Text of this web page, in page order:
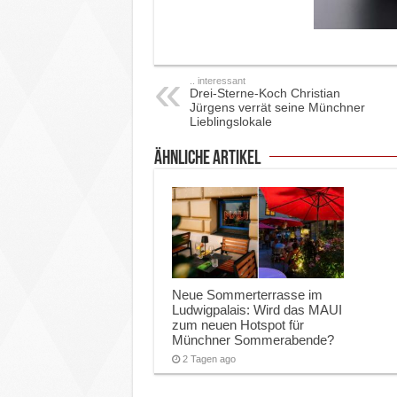
.. interessant
Drei-Sterne-Koch Christian
Jürgens verrät seine Münchner
Lieblingslokale
ähnliche Artikel
Neue Sommerterrasse im
Ludwigpalais: Wird das MAUI
zum neuen Hotspot für
Münchner Sommerabende?
2 Tagen ago